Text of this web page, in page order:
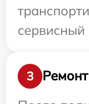
сервисный
3